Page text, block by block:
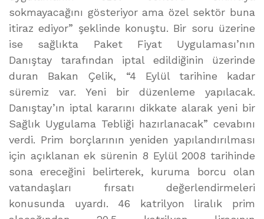
sokmayacağını gösteriyor ama özel sektör buna
itiraz ediyor” şeklinde konuştu. Bir soru üzerine
ise sağlıkta Paket Fiyat Uygulaması’nın
Danıştay tarafından iptal edildiğinin üzerinde
duran Bakan Çelik, “4 Eylül tarihine kadar
süremiz var. Yeni bir düzenleme yapılacak.
Danıştay’ın iptal kararını dikkate alarak yeni bir
Sağlık Uygulama Tebliği hazırlanacak” cevabını
verdi. Prim borçlarının yeniden yapılandırılması
için açıklanan ek sürenin 8 Eylül 2008 tarihinde
sona ereceğini belirterek, kuruma borcu olan
vatandaşları fırsatı değerlendirmeleri
konusunda uyardı. 46 katrilyon liralık prim